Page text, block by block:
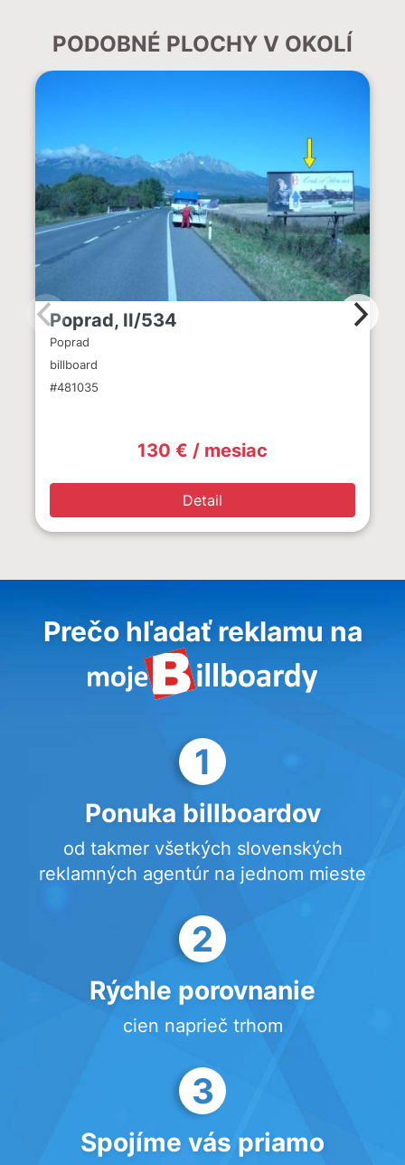
PODOBNÉ PLOCHY V OKOLÍ
Poprad, II/534
Poprad
billboard
#481035
130 € / mesiac
Detail
Prečo hľadať reklamu na
1
Ponuka billboardov
od takmer všetkých slovenských
reklamných agentúr na jednom mieste
2
Rýchle porovnanie
cien naprieč trhom
3
Spojíme vás priamo